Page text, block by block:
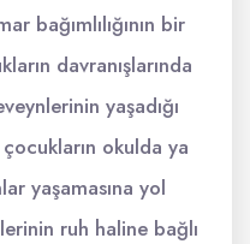
bağımlılığının bir
davranışlarında
yaşadığı
okulda ya
yaşamasına yol
ruh haline bağlı